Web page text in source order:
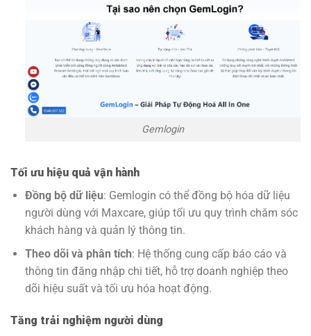
Gemlogin
Tối ưu hiệu quả vận hành
Đồng bộ dữ liệu: Gemlogin có thể đồng bộ hóa dữ liệu
người dùng với Maxcare, giúp tối ưu quy trình chăm sóc
khách hàng và quản lý thông tin.
Theo dõi và phân tích: Hệ thống cung cấp báo cáo và
thông tin đăng nhập chi tiết, hỗ trợ doanh nghiệp theo
dõi hiệu suất và tối ưu hóa hoạt động.
Tăng trải nghiệm người dùng